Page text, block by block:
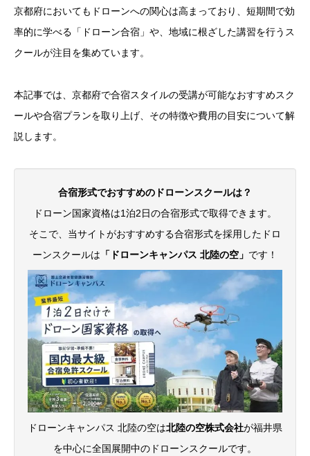
京都府においてもドローンへの関心は高まっており、短期間で効
率的に学べる「ドローン合宿」や、地域に根ざした講習を行うス
クールが注目を集めています。
本記事では、京都府で合宿スタイルの受講が可能なおすすめスク
ールや合宿プランを取り上げ、その特徴や費用の目安について解
説します。
合宿形式でおすすめのドローンスクールは？
ドローン国家資格は1泊2日の合宿形式で取得できます。
そこで、当サイトがおすすめする合宿形式を採用したドロ
ーンスクールは 「ドローンキャンパス 北陸の空」 です！
ドローンキャンパス 北陸の空は北陸の空株式会社が福井県
を中心に全国展開中のドローンスクールです。